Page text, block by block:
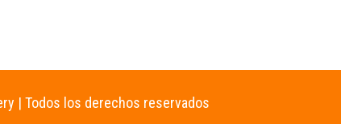
| Todos los derechos reservados